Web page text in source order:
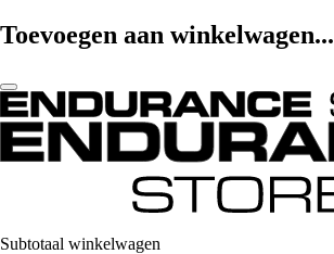
Toevoegen aan winkelwagen...
Subtotaal winkelwagen